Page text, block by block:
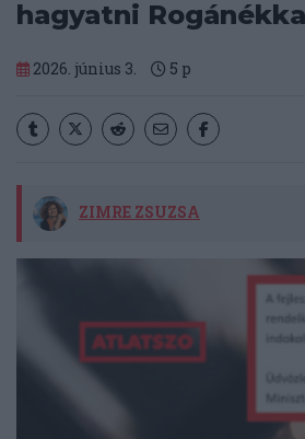
hagyatni
2026. június 3. 5 p
ZIMRE ZSUZSA